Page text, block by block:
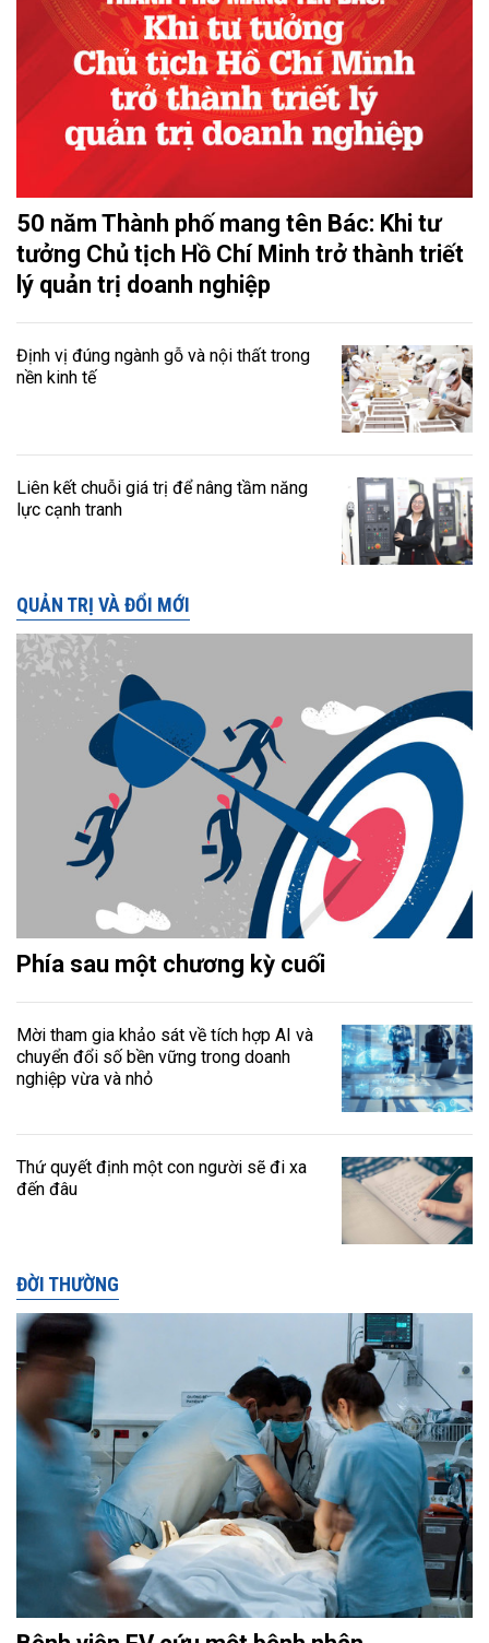
50 năm Thành phố mang tên Bác: Khi tư
tưởng Chủ tịch Hồ Chí Minh trở thành triết
lý quản trị doanh nghiệp
Định vị đúng ngành gỗ và nội thất trong
nền kinh tế
Liên kết chuỗi giá trị để nâng tầm năng
lực cạnh tranh
QUẢN TRỊ VÀ ĐỔI MỚI
Phía sau một chương kỳ cuối
Mời tham gia khảo sát về tích hợp AI và
chuyển đổi số bền vững trong doanh
nghiệp vừa và nhỏ
Thứ quyết định một con người sẽ đi xa
đến đâu
ĐỜI THƯỜNG